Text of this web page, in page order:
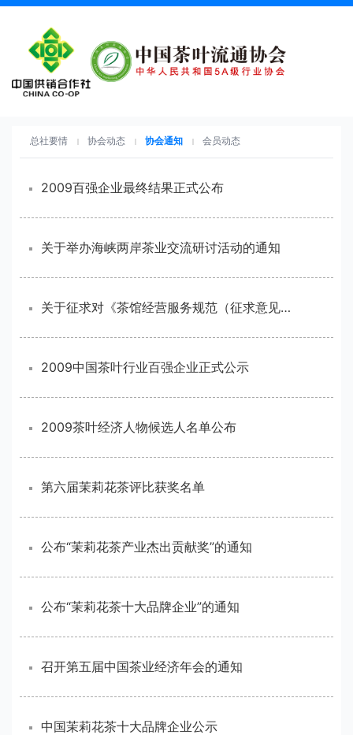
总社要情 协会动态 协会通知 会员动态
2009百强企业最终结果正式公布
关于举办海峡两岸茶业交流研讨活动的通知
关于征求对《茶馆经营服务规范（征求意见稿）
2009中国茶叶行业百强企业正式公示
2009茶叶经济人物候选人名单公布
第六届茉莉花茶评比获奖名单
公布“茉莉花茶产业杰出贡献奖”的通知
公布“茉莉花茶十大品牌企业”的通知
召开第五届中国茶业经济年会的通知
中国茉莉花茶十大品牌企业公示